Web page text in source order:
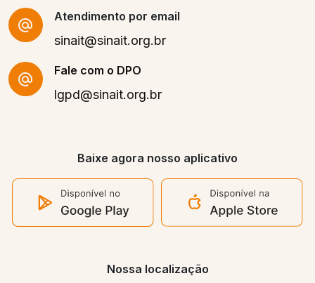
Atendimento por email
sinait@sinait.org.br
Fale com o DPO
lgpd@sinait.org.br
Baixe agora nosso aplicativo
Nossa localização